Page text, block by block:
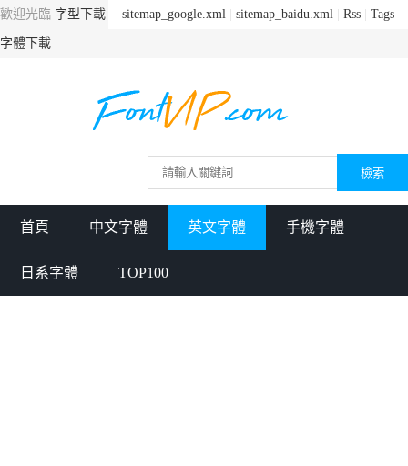
sitemap_google.xml sitemap_baidu.xml Rss Tags
歡迎光臨 字型下載
字體下載
首頁 中文字體 英文字體 手機字體
日系字體 TOP100